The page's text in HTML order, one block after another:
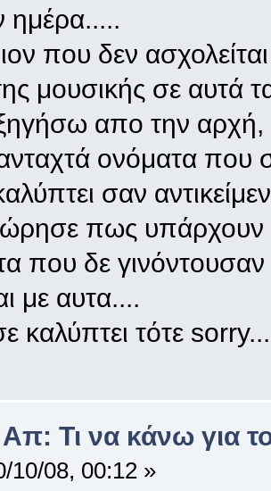
ημέρα.....
που δεν
μουσικής σε αυτά
απο την
ονόματα που
σαν
πως υπάρχουν
που δε
με αυτα....
καλύπτει τότε sorry...
Απ: Τι να κάνω για
10/08, 00:12 »